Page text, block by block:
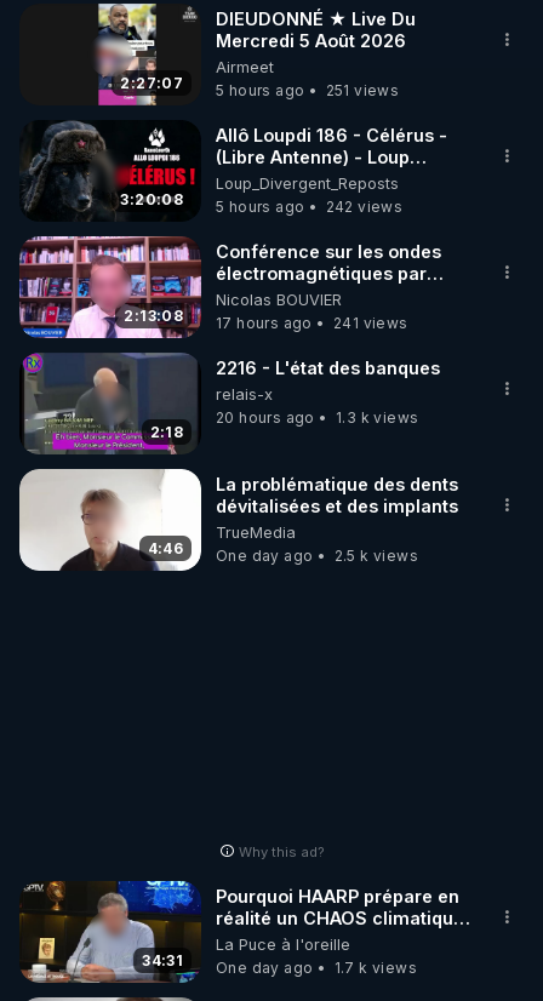
▶ 30 jours gratuit sur l’application de méditation et
de bien-être ENVOL :
Rendez-vous sur
https://www.envol.app/code
le code : REGENERE
2:27:07
DIEUDONNÉ ★ Live Du
Mercredi 5 Août 2026
Airmeet
5 hours ago
251 views
3:20:08
Allô Loupdi 186 - Célérus -
(Libre Antenne) - Loup
Divergent 2026.08.06
Loup_Divergent_Reposts
5 hours ago
242 views
2:13:08
Conférence sur les ondes
électromagnétiques par
Grégoire Caustru et Bart de
Wever !
Nicolas BOUVIER
17 hours ago
241 views
2:18
2216 - L'état des banques
relais-x
20 hours ago
1.3 k views
4:46
La problématique des dents
dévitalisées et des implants
TrueMedia
One day ago
2.5 k views
Why this ad?
34:31
Pourquoi HAARP prépare en
réalité un CHAOS climatique,
on répond
La Puce à l'oreille
One day ago
1.7 k views